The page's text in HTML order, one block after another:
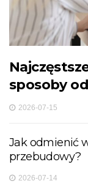
sposoby
2026-07-15
Jak odmienić
przebudowy?
2026-07-14